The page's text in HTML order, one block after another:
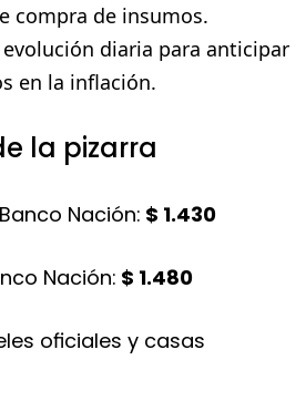
compra de insumos.
diaria para anticipar
en la inflación.
la pizarra
Nación: $ 1.430
Nación: $ 1.480
oficiales y casas